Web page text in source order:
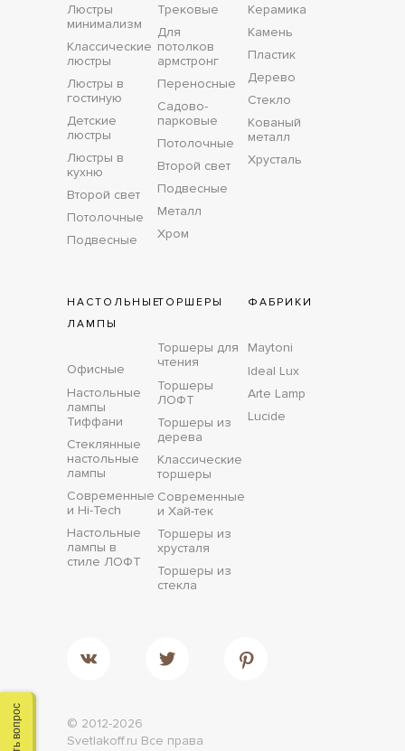
Люстры
минимализм
Классические
люстры
Люстры в
гостиную
Детские
люстры
Люстры в
кухню
Второй свет
Потолочные
Подвесные
Трековые
Для
потолков
армстронг
Переносные
Садово-
парковые
Потолочные
Второй свет
Подвесные
Металл
Хром
Керамика
Камень
Пластик
Дерево
Стекло
Кованый
металл
Хрусталь
НАСТОЛЬНЫЕ
ЛАМПЫ
Офисные
Настольные
лампы
Тиффани
Стеклянные
настольные
лампы
Современные
и Hi-Tech
Настольные
лампы в
стиле ЛОФТ
ТОРШЕРЫ
Торшеры для
чтения
Торшеры
ЛОФТ
Торшеры из
дерева
Классические
торшеры
Современные
и Хай-тек
Торшеры из
хрусталя
Торшеры из
стекла
ФАБРИКИ
Maytoni
Ideal Lux
Arte Lamp
Lucide
© 2012-2026
Svetlakoff.ru Все права